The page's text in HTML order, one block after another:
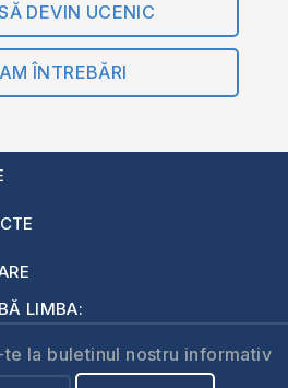
DEVIN UCENIC
ÎNTREBĂRI
LIMBA:
la buletinul nostru informativ